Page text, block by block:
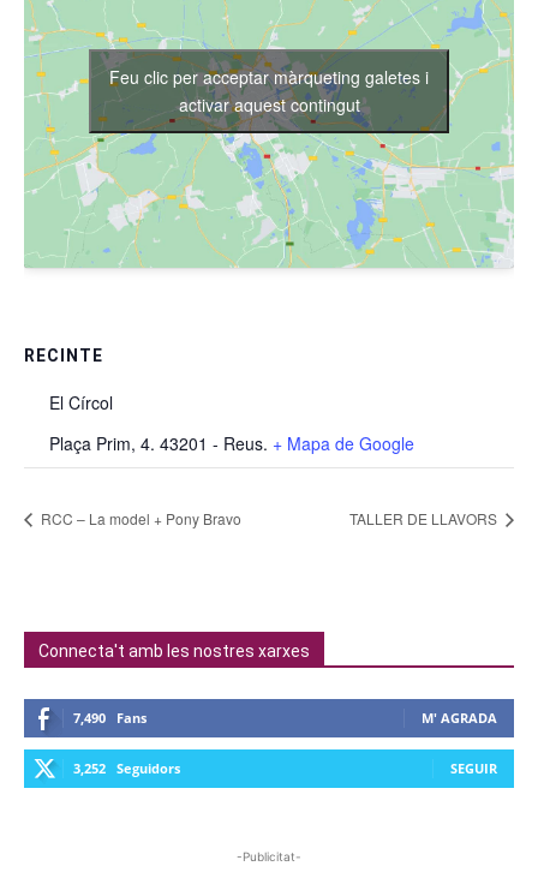
RECINTE
El Círcol
Plaça Prim, 4. 43201 - Reus. + Mapa de Google
Feu clic per acceptar màrqueting galetes i
activar aquest contingut
RCC – La model + Pony Bravo TALLER DE LLAVORS
Connecta't amb les nostres xarxes
7,490 Fans M' AGRADA
3,252 Seguidors SEGUIR
-Publicitat-